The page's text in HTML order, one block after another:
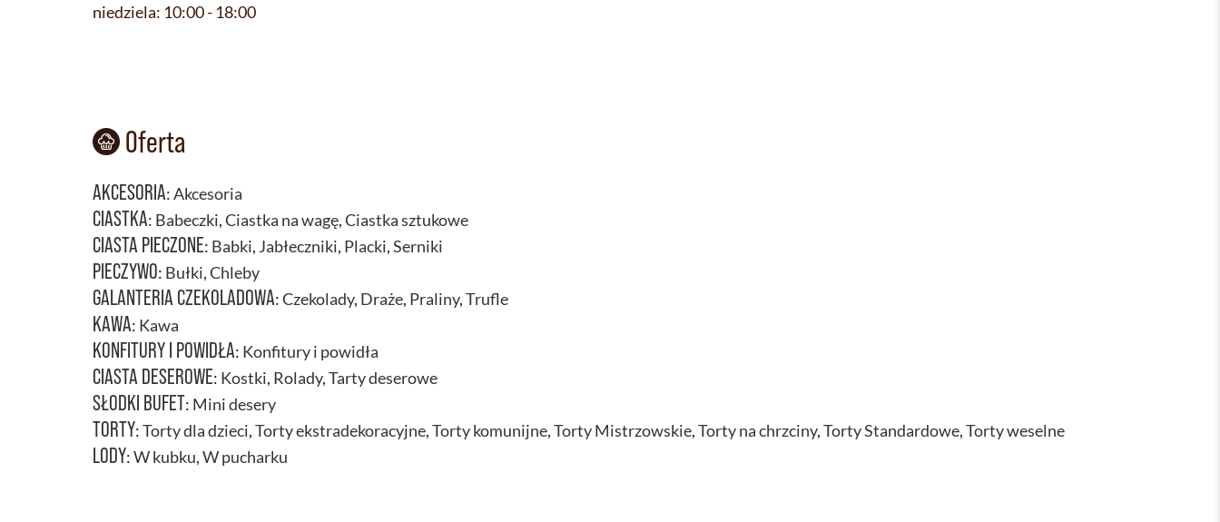
niedziela: 10:00 - 18:00
Oferta
AKCESORIA:Akcesoria
CIASTKA: Babeczki,Ciastka na wagę,Ciastka sztukowe
CIASTA PIECZONE: Babki, Jabłeczniki, Placki,Serniki
PIECZYWO: Bułki,Chleby
GALANTERIA CZEKOLADOWA:Czekolady, Draże, Praliny,Trufle
KAWA: Kawa
KONFITURY I POWIDŁA: Konfitury i powidła
CIASTA DESEROWE: Kostki, Rolady,Tarty deserowe
SŁODKI BUFET: Mini desery
TORTY:Torty dla dzieci,Torty ekstradekoracyjne,Torty komunijne,Torty Mistrzowskie,Torty na chrzciny,Torty Standardowe,Torty weselne
LODY:W kubku,W pucharku